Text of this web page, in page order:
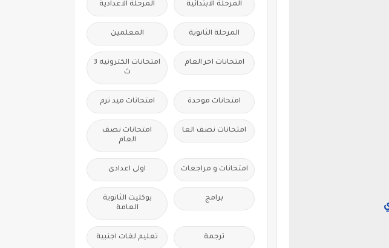
المرحلة الابتدائية المرحلة الاعدادية
المرحلة الثانوية المعلمين
امتحانات اخر العام
امتحانات الكترونيه 3
ث
امتحانات موحدة امتحانات ميد ترم
امتحانات نصف العا
امتحانات نصف
العام
امتحانات و مراجعات اولى اعدادى
برامج
بوكليت الثانوية
العامة
ترجمة تعليم لغات اجنبية